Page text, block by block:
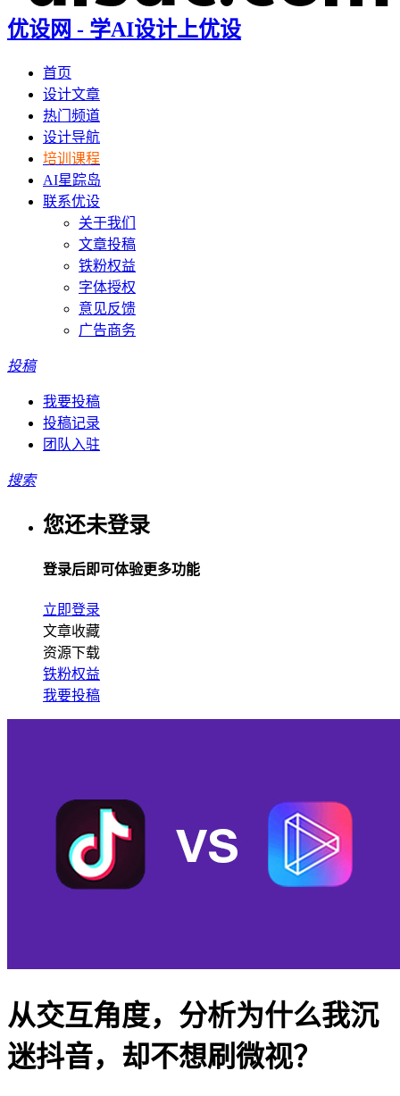
优设网 - 学AI设计上优设
首页
设计文章
热门频道
设计导航
培训课程
AI星踪岛
联系优设
关于我们
文章投稿
铁粉权益
字体授权
意见反馈
广告商务
投稿
我要投稿
投稿记录
团队入驻
搜索
您还未登录
登录后即可体验更多功能
立即登录
文章收藏
资源下载
铁粉权益
我要投稿
从交互角度，分析为什么我沉
迷抖音，却不想刷微视？